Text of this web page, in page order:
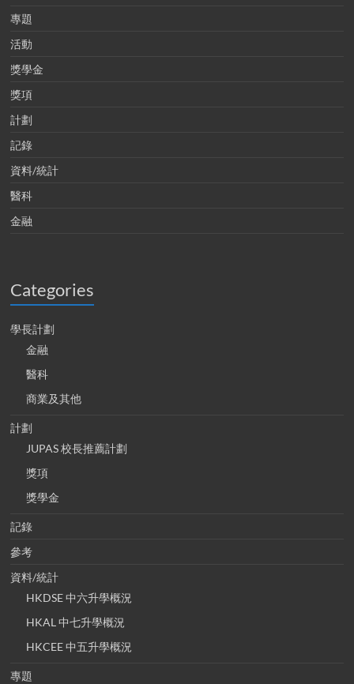
專題
活動
獎學金
獎項
計劃
記錄
資料/統計
醫科
金融
Categories
學長計劃
金融
醫科
商業及其他
計劃
JUPAS 校長推薦計劃
獎項
獎學金
記錄
參考
資料/統計
HKDSE 中六升學概況
HKAL 中七升學概況
HKCEE 中五升學概況
專題